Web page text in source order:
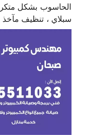
الحاسوب بشكل متكرر
سبلاي ، تنظيف